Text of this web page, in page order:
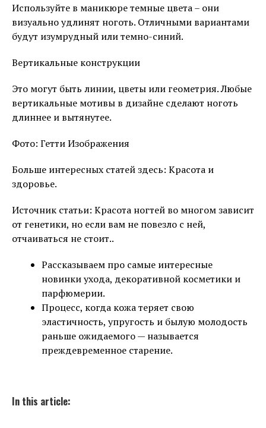
Используйте в маникюре темные цвета – они
визуально удлинят ноготь. Отличными вариантами
будут изумрудный или темно-синий.
Вертикальные конструкции
Это могут быть линии, цветы или геометрия. Любые
вертикальные мотивы в дизайне сделают ноготь
длиннее и вытянутее.
Фото: Гетти Изображения
Больше интересных статей здесь: Красота и
здоровье.
Источник статьи: Красота ногтей во многом зависит
от генетики, но если вам не повезло с ней,
отчаиваться не стоит..
Рассказываем про самые интересные
новинки ухода, декоративной косметики и
парфюмерии.
Процесс, когда кожа теряет свою
эластичность, упругость и былую молодость
раньше ожидаемого — называется
преждевременное старение.
In this article: